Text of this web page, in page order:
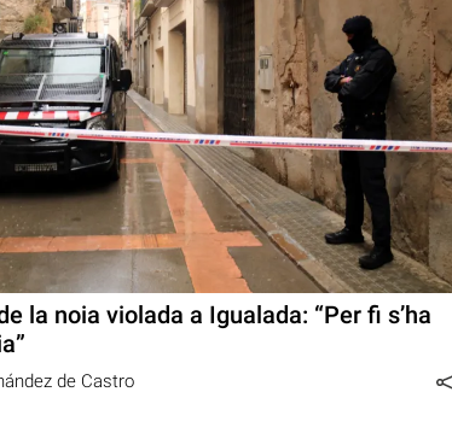
la noia violada a Igualada: “Per fi s’ha
de Castro